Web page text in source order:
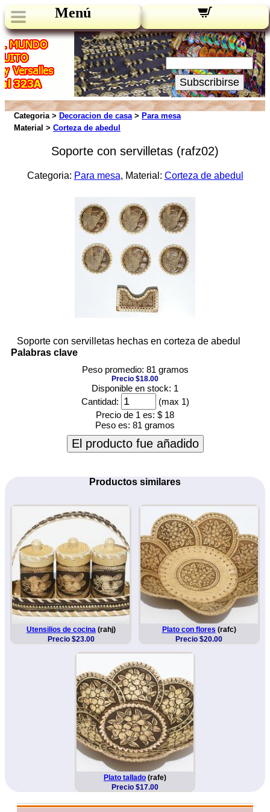
Menú
Novedades:
Su Email:
Subscribirse
Categoria > Decoracion de casa> Para mesa
Material > Corteza de abedul
Soporte con servilletas (rafz02)
Categoria: Para mesa, Material: Corteza de abedul
Soporte con servilletas hechas en corteza de abedul
Palabras clave
Peso promedio: 81 gramos
Precio $18.00
Disponible en stock: 1
Cantidad:
(max 1)
Precio de 1 es: $ 18
Peso es: 81 gramos
El producto fue añadido
Productos similares
Utensilios de cocina(rahj)
Precio $23.00
Plato con flores (rafc)
Precio $20.00
Plato tallado (rafe)
Precio $17.00